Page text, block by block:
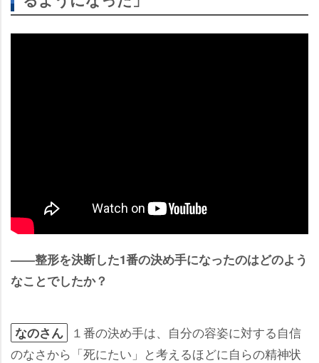
――整形を決断した1番の決め手になったのはどのよう
なことでしたか？
なのさん
１番の決め手は、自分の容姿に対する自信
のなさから「死にたい」と考えるほどに自らの精神状